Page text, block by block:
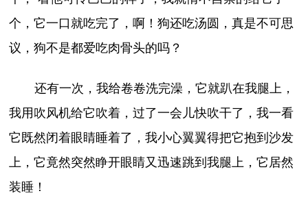
个，它一口就吃完了，啊！狗还吃汤圆，真是不可思
议，狗不是都爱吃肉骨头的吗？
还有一次，我给卷卷洗完澡，它就趴在我腿上，
我用吹风机给它吹着，过了一会儿快吹干了，我一看
它既然闭着眼睛睡着了，我小心翼翼得把它抱到沙发
上，它竟然突然睁开眼睛又迅速跳到我腿上，它居然
装睡！